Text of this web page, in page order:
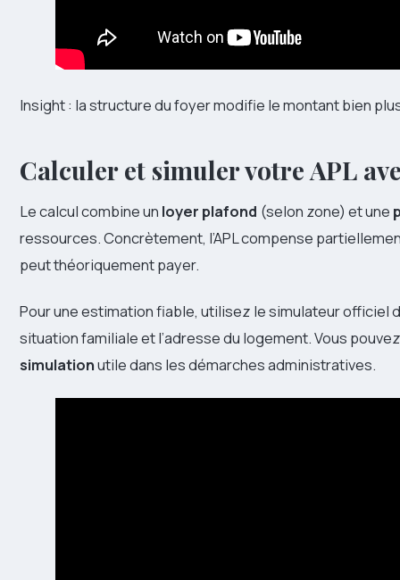
Insight : la structure du foyer modifie le montant bien
Calculer et simuler votre APL
Le calcul combine un loyer plafond (selon zone) et une
ressources. Concrètement, l’APL compense
peut théoriquement payer.
Pour une estimation fiable, utilisez le simulateur officiel
situation familiale et l’adresse du logement. Vous
simulationutile dans les démarches administratives.